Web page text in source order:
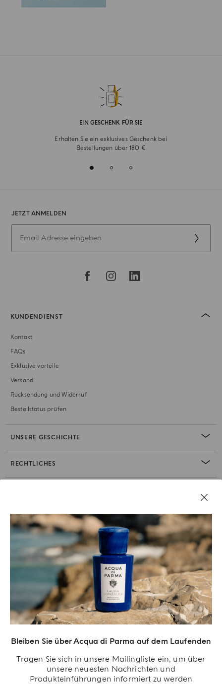
Bleiben Sie über Acqua di Parma auf dem Laufenden
Tragen Sie sich in unsere Mailingliste ein, um über
unsere neuesten Nachrichten und
Produkteinführungen informiert zu werden
EIN GESCHENK FÜR SIE
Erhalten Sie ein exklusives Geschenk bei
Bestellungen über 180 €
JETZT ANMELDEN
KUNDENDIENST
Kontakt
FAQs
Exklusive vorteile
Versand
Rücksendung und Widerruf
Bestellstatus prüfen
UNSERE GESCHICHTE
RECHTLICHES
Acqua Di Parma S.r.l., mit einem Kapital von 420 000,00 € registriert im
Handelsregister von Mailand unter der Nummer IT04215670375 mit Sitz in Via
Giovanni Spadolini 7 Gebäude B 20141 Milano, Italien.